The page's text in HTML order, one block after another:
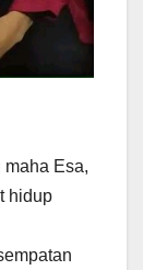
Esa,
hidup